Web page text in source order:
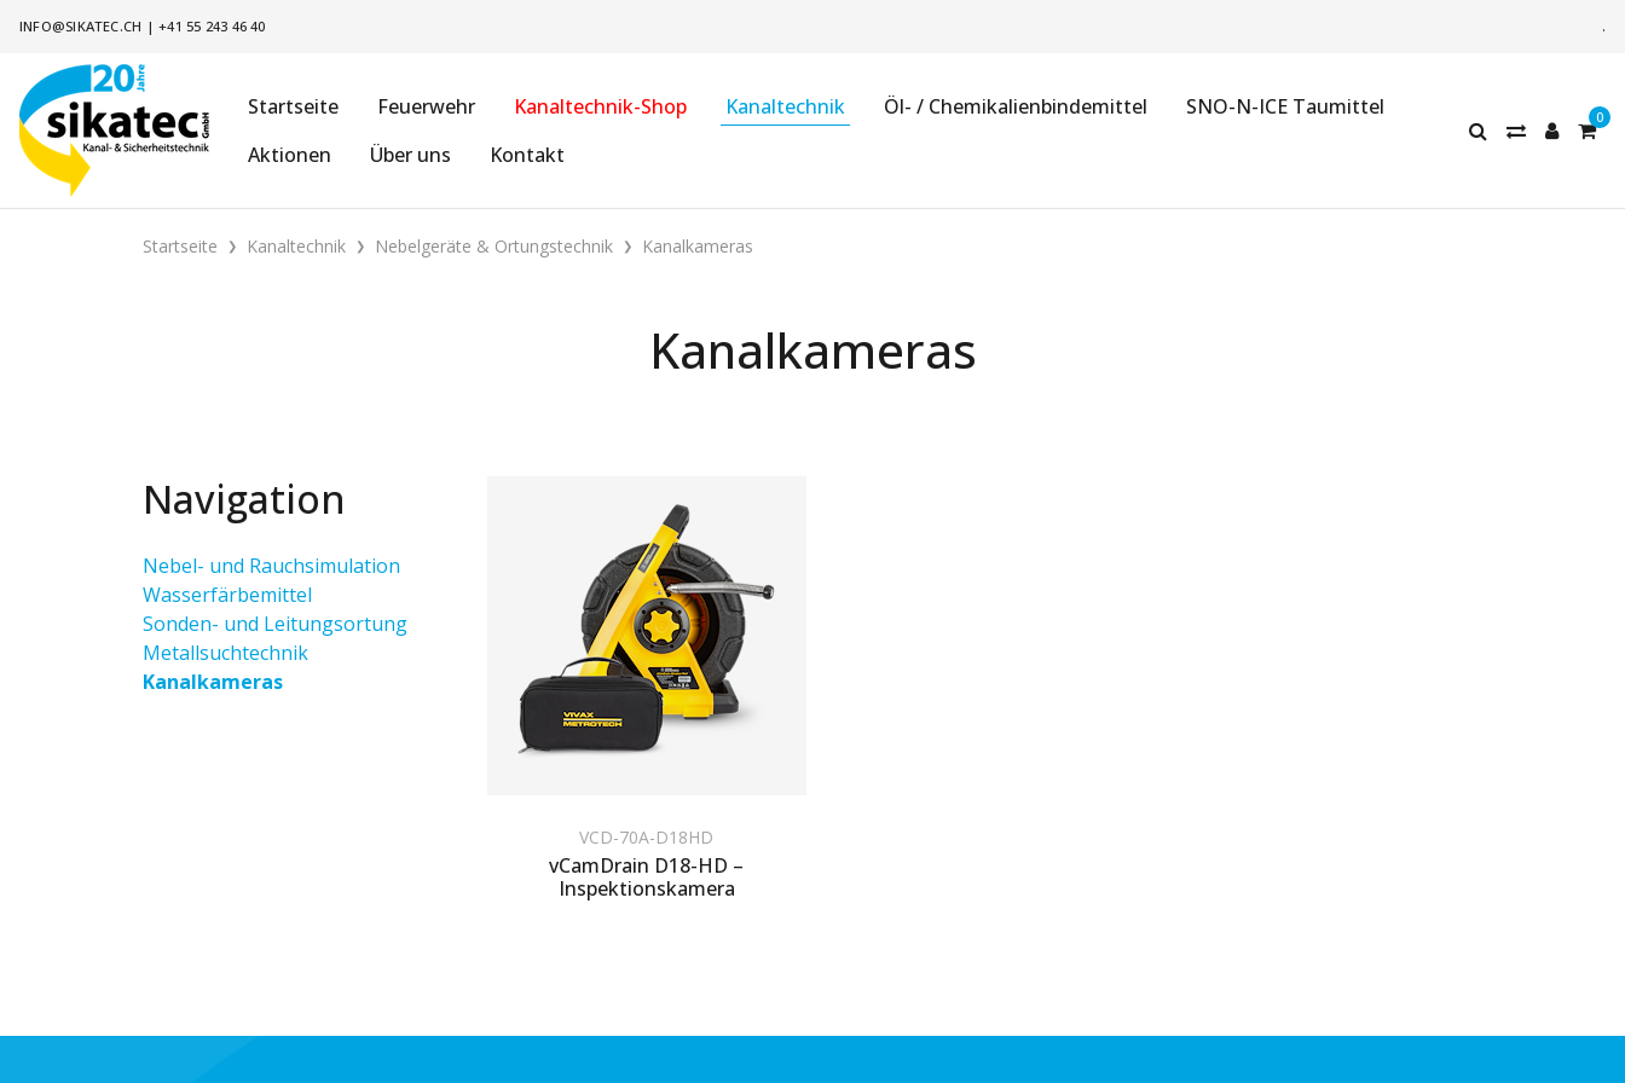
INFO@SIKATEC.CH |+41 55 243 46 40 .
Startseite Feuerwehr Kanaltechnik Öl- / Chemikalienbindemittel
SNO-N-ICE Taumittel
Aktionen
Über uns Kontakt
Kanaltechnik-Shop
Startseite Kanaltechnik Nebelgeräte & Ortungstechnik Kanalkameras
Kanalkameras
Navigation
Nebel- und Rauchsimulation
Wasserfärbemittel
Sonden- und Leitungsortung
Metallsuchtechnik
Kanalkameras
VCD-70A-D18HD
vCamDrain D18-HD –
Inspektionskamera